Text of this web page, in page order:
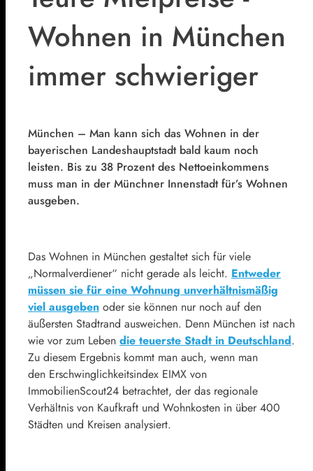
Wohnen in München
immer schwieriger
München – Man kann sich das Wohnen in der
bayerischen Landeshauptstadt bald kaum noch
leisten. Bis zu 38 Prozent des Nettoeinkommens
muss man in der Münchner Innenstadt für’s Wohnen
ausgeben.
Das Wohnen in München gestaltet sich für viele
„Normalverdiener“ nicht gerade als leicht. Entweder
müssen sie für eine Wohnung unverhältnismäßig
viel ausgeben oder sie können nur noch auf den
äußersten Stadtrand ausweichen. Denn München ist nach
wie vor zum Leben die teuerste Stadt in Deutschland.
Zu diesem Ergebnis kommt man auch, wenn man
den Erschwinglichkeitsindex EIMX von
ImmobilienScout24 betrachtet, der das regionale
Verhältnis von Kaufkraft und Wohnkosten in über 400
Städten und Kreisen analysiert.